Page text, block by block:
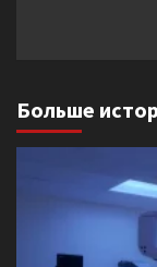
Больше